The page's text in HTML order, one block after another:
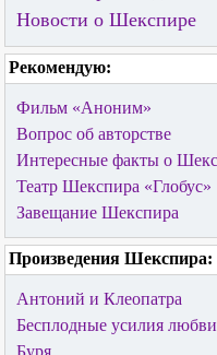
Новости о Шекспире
Рекомендую:
Фильм «Аноним»
Вопрос об авторстве
Интересные факты о
Театр Шекспира «Глобус»
Завещание Шекспира
Произведения Шекспира:
Антоний и Клеопатра
Бесплодные усилия любви
Буря